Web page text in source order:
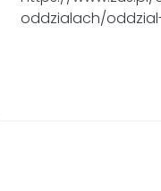
oddzialach/